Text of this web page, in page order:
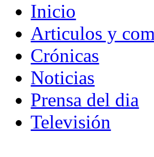
Inicio
Articulos y
Crónicas
Noticias
Prensa del dia
Televisión